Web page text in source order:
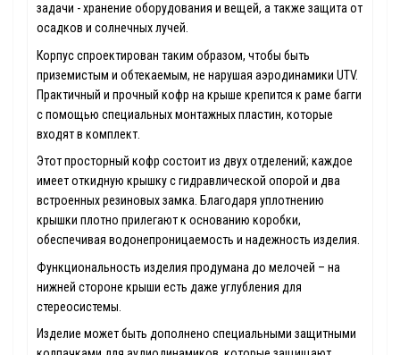
задачи - хранение оборудования и вещей, а также защита от
осадков и солнечных лучей.
Корпус спроектирован таким образом, чтобы быть
приземистым и обтекаемым, не нарушая аэродинамики UTV.
Практичный и прочный кофр на крыше крепится к раме багги
с помощью специальных монтажных пластин, которые
входят в комплект.
Этот просторный кофр состоит из двух отделений; каждое
имеет откидную крышку с гидравлической опорой и два
встроенных резиновых замка. Благодаря уплотнению
крышки плотно прилегают к основанию коробки,
обеспечивая водонепроницаемость и надежность изделия.
Функциональность изделия продумана до мелочей – на
нижней стороне крыши есть даже углубления для
стереосистемы.
Изделие может быть дополнено специальными защитными